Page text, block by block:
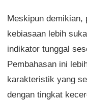
Meskipun demikian,
kebiasaan lebih
indikator tunggal
Pembahasan ini
karakteristik yang
dengan tingkat